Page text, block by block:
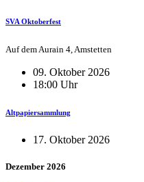
SVA Oktoberfest
Auf dem Aurain 4, Amstetten
09. Oktober 2026
18:00 Uhr
Altpapiersammlung
17. Oktober 2026
Dezember 2026